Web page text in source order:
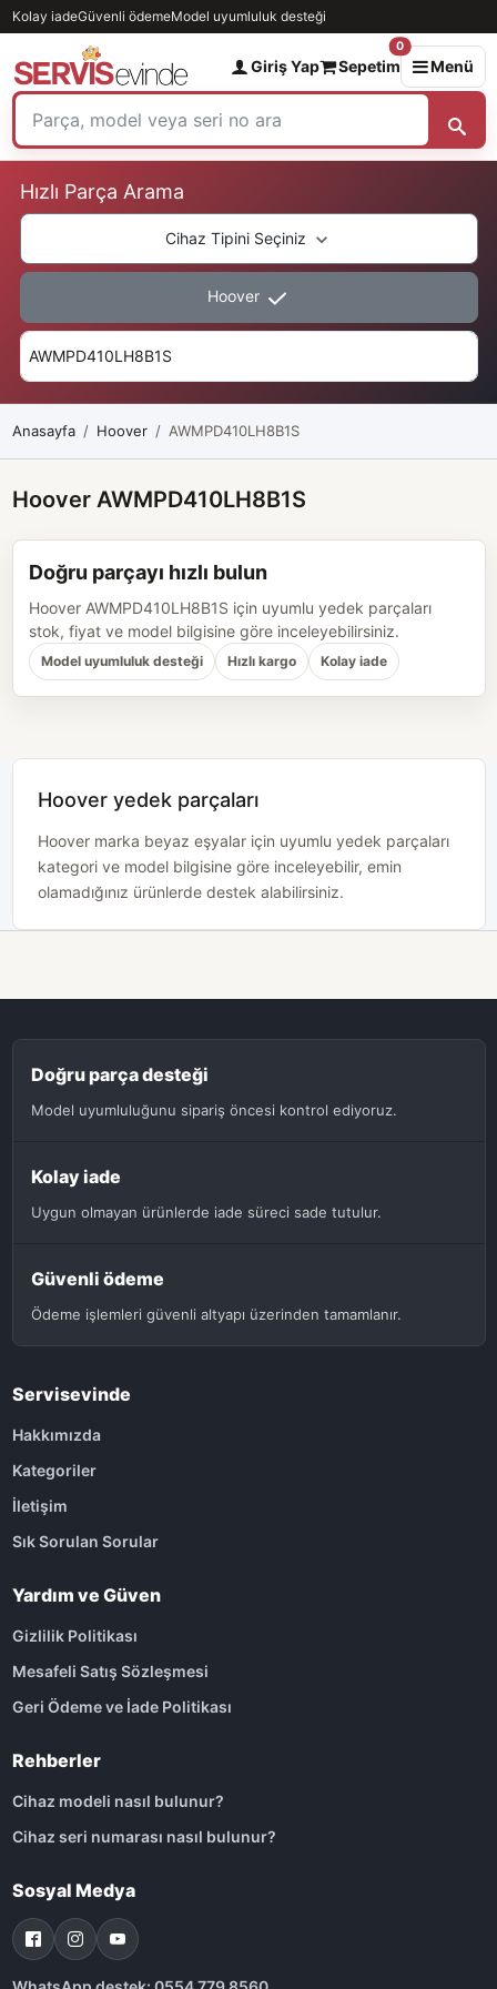
Kolay iadeGüvenli ödemeModel uyumluluk desteği
Giriş Yap Sepetim
0
Menü
Hızlı Parça Arama
Cihaz Tipini Seçiniz
Hoover
Anasayfa Hoover AWMPD410LH8B1S
Hoover AWMPD410LH8B1S
Doğru parçayı hızlı bulun
Hoover AWMPD410LH8B1S için uyumlu yedek parçaları
stok, fiyat ve model bilgisine göre inceleyebilirsiniz.
Model uyumluluk desteği Hızlı kargo Kolay iade
Hoover yedek parçaları
Hoover marka beyaz eşyalar için uyumlu yedek parçaları
kategori ve model bilgisine göre inceleyebilir, emin
olamadığınız ürünlerde destek alabilirsiniz.
Doğru parça desteği
Model uyumluluğunu sipariş öncesi kontrol ediyoruz.
Kolay iade
Uygun olmayan ürünlerde iade süreci sade tutulur.
Güvenli ödeme
Ödeme işlemleri güvenli altyapı üzerinden tamamlanır.
Servisevinde
Hakkımızda
Kategoriler
İletişim
Sık Sorulan Sorular
Yardım ve Güven
Gizlilik Politikası
Mesafeli Satış Sözleşmesi
Geri Ödeme ve İade Politikası
Rehberler
Cihaz modeli nasıl bulunur?
Cihaz seri numarası nasıl bulunur?
Sosyal Medya